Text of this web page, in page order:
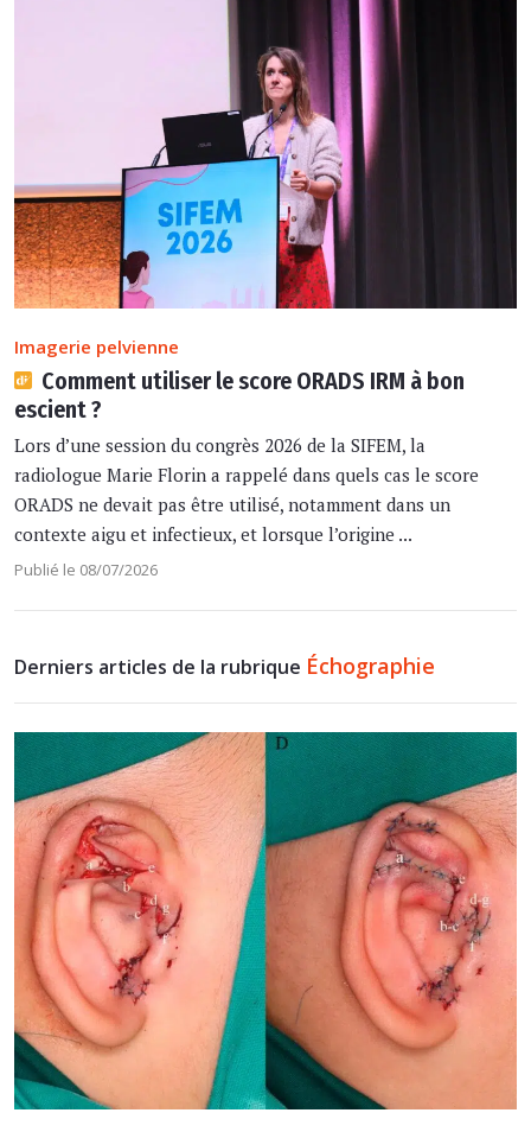
Imagerie pelvienne
Comment utiliser le score ORADS IRM à bon
escient ?
Lors d’une session du congrès 2026 de la SIFEM, la
radiologue Marie Florin a rappelé dans quels cas le score
ORADS ne devait pas être utilisé, notamment dans un
contexte aigu et infectieux, et lorsque l’origine ...
Publié le 08/07/2026
Derniers articles de la rubrique Échographie